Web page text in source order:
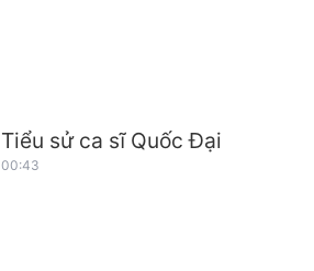
Tiểu sử ca sĩ Quốc Đại
00:43